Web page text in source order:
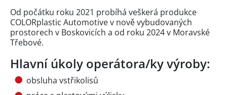
Od počátku roku 2021 probíhá veškerá produkce
COLORplastic Automotive v nově vybudovaných
prostorech v Boskovicích a od roku 2024 v Moravské
Třebové.
Hlavní úkoly operátora/ky výroby:
obsluha vstřikolisů